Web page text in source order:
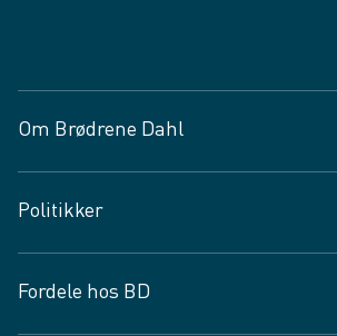
Om Brødrene Dahl
Vagttelefon 30 10 89 89
Spørgsmål og svar
Job og karriere
Politikker
Privatlivspolitik
Fordele hos BD